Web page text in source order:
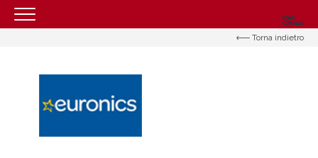
IL CENTRO
ORARI
Torna indietro